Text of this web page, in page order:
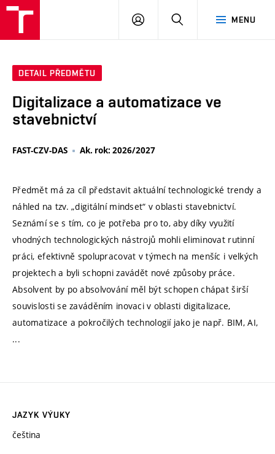
MENU
PŘIHLÁSIT
DETAIL PŘEDMĚTU
Digitalizace a automatizace ve
stavebnictví
FAST-CZV-DAS Ak. rok: 2026/2027
Předmět má za cíl představit aktuální technologické trendy a
náhled na tzv. „digitální mindset“ v oblasti stavebnictví.
Seznámí se s tím, co je potřeba pro to, aby díky využití
vhodných technologických nástrojů mohli eliminovat rutinní
práci, efektivně spolupracovat v týmech na menšíc i velkých
projektech a byli schopni zavádět nové způsoby práce.
Absolvent by po absolvování měl být schopen chápat širší
souvislosti se zaváděním inovaci v oblasti digitalizace,
automatizace a pokročilých technologií jako je např. BIM, AI,
...
JAZYK VÝUKY
čeština